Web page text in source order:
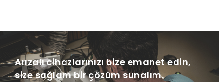
Arızalı cihazlarınızı bize emanet edin,
size sağlam bir çözüm sunalım.